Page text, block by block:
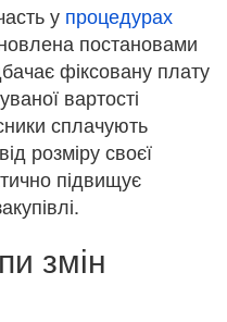
у процедурах
постановами
фіксовану плату
вартості
сплачують
розміру своєї
підвищує
змін